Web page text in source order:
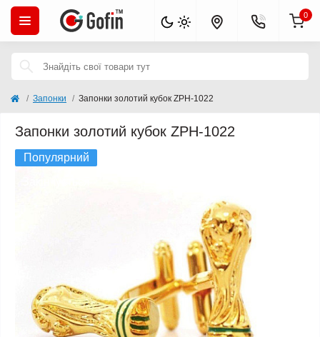
0
Запонки Запонки золотий кубок ZPH-1022
Запонки золотий кубок ZPH-1022
Популярний